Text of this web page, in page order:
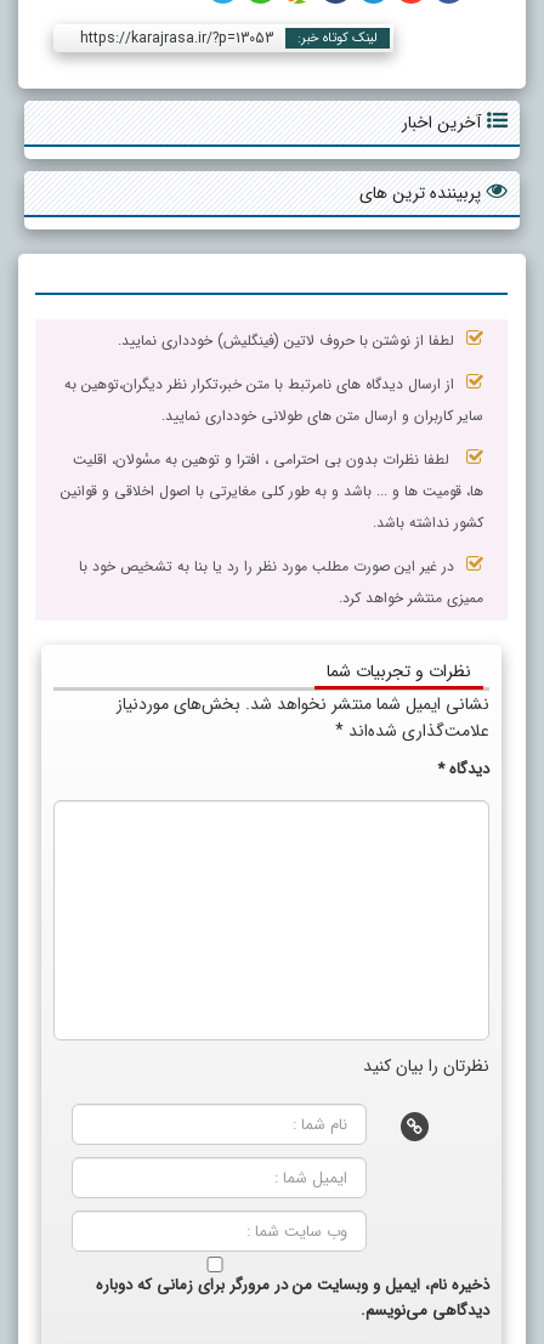
لینک کوتاه خبر: https://karajrasa.ir/?p=13053
آخرین اخبار
پربیننده ترین های
لطفا از نوشتن با حروف لاتین (فینگلیش) خودداری نمایید.
از ارسال دیدگاه های نامرتبط با متن خبر،تکرار نظر دیگران،توهین به
سایر کاربران و ارسال متن های طولانی خودداری نمایید.
لطفا نظرات بدون بی احترامی ، افترا و توهین به مسٔولان، اقلیت
ها، قومیت ها و ... باشد و به طور کلی مغایرتی با اصول اخلاقی و قوانین
کشور نداشته باشد.
در غیر این صورت مطلب مورد نظر را رد یا بنا به تشخیص خود با
ممیزی منتشر خواهد کرد.
نظرات و تجربیات شما
نشانی ایمیل شما منتشر نخواهد شد. بخش‌های موردنیاز
علامت‌گذاری شده‌اند *
دیدگاه*
نظرتان را بیان کنید
ذخیره نام، ایمیل و وبسایت من در مرورگر برای زمانی که دوباره
دیدگاهی می‌نویسم.